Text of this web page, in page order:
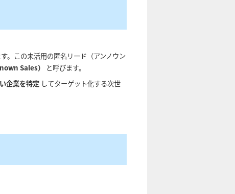
。この未活用の匿名リード（アンノウン
Sales）
と呼びます。
企業を特定 してターゲット化する次世